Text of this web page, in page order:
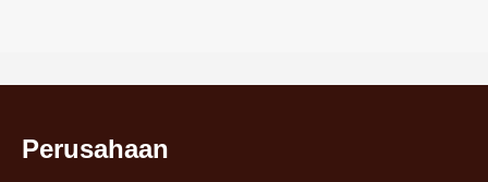
Perusahaan